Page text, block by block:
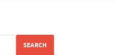
SEARCH